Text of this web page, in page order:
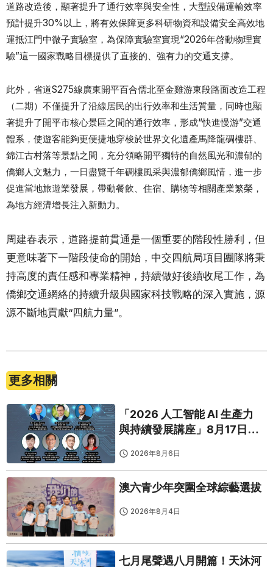
道路改造後，顯著提升了通行效率與安全性，大型設備運輸效率
預計提升30%以上，將有效保障更多科研物資和設備安全高效地
運抵江門中微子實驗室，為保障實驗室實現“2026年啓動物理實
驗”這一國家戰略目標提供了直接的、強有力的交通支撐。
此外，省道S275線廣東開平百合儒北至金雞游東段路面改造工程
（二期）不僅提升了沿線居民的出行效率和生活質量，同時也顯
著提升了開平市核心景區之間的通行效率，形成“快進慢游”交通
體系，使遊客能夠更便捷地穿梭於世界文化遺產馬降龍碉樓群、
錦江古村落等景點之間，充分領略開平獨特的自然風光和濃郁的
僑鄉人文魅力，一日盡覽千年碉樓風采與濃郁僑鄉風情，進一步
促進當地旅遊業發展，帶動餐飲、住宿、購物等相關產業繁榮，
為地方經濟增長注入新動力。
周建春表示，道路提前貫通是一個重要的階段性勝利，但
更意味著下一階段使命的開始，中交四航局項目團隊將秉
持高度的責任感和專業精神，持續做好後續收尾工作，為
僑鄉交通網絡的持續升級與國家科技戰略的深入實施，源
源不斷地貢獻“四航力量”。
更多相關
「2026 人工智能 AI 生產力
與持續發展講座」8月17日免
2026年8月6日
澳六青少年突圍全球綜藝選拔
2026年8月4日
七月尾聲遇八月開篇！天沐河